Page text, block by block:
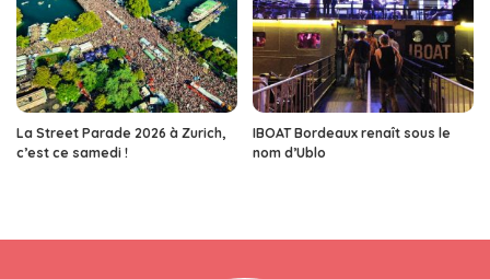
La Street Parade 2026 à Zurich,
c’est ce samedi !
IBOAT Bordeaux renaît sous le
nom d’Ublo